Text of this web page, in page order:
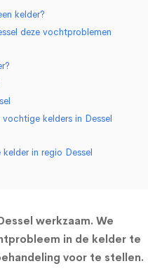
kelder?
deze vochtproblemen
kelders in Dessel
in regio Dessel
werkzaam. We
in de kelder te
voor te stellen.